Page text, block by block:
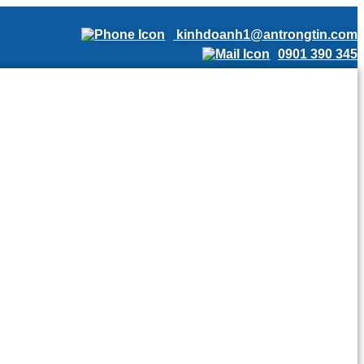
kinhdoanh1@antrongtin.com
0901 390 345